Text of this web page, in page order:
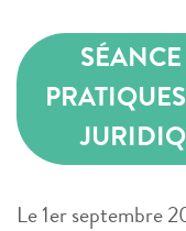
Le 1er septembre